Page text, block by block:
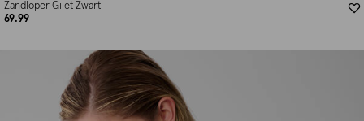
Zandloper Gilet Zwart
69.99